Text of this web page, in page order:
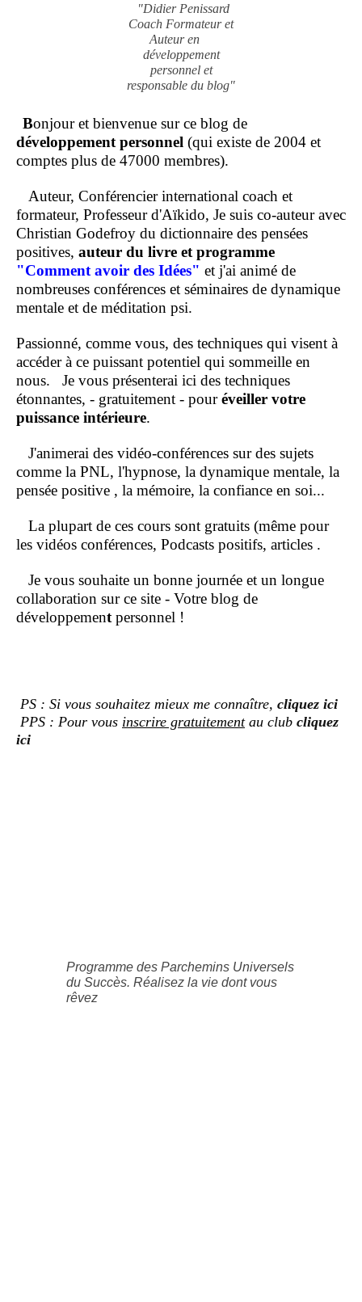
"Didier Penissard
Coach Formateur et
Auteur en
développement
personnel et
responsable du blog"
Bonjour et bienvenue sur ce blog de
développement personnel (qui existe de 2004 et
comptes plus de 47000 membres).
Auteur, Conférencier international coach et
formateur, Professeur d'Aïkido, Je suis co-auteur avec
Christian Godefroy du dictionnaire des pensées
positives, auteur du livre et programme
"Comment avoir des Idées" et j'ai animé de
nombreuses conférences et séminaires de dynamique
mentale et de méditation psi.
Passionné, comme vous, des techniques qui visent à
accéder à ce puissant potentiel qui sommeille en
nous. Je vous présenterai ici des techniques
étonnantes, - gratuitement - pouréveiller votre
puissance intérieure.
J'animerai des vidéo-conférences sur des sujets
comme la PNL, l'hypnose, la dynamique mentale, la
pensée positive , la mémoire, la confiance en soi...
La plupart de ces cours sont gratuits (même pour
les vidéos conférences, Podcasts positifs, articles .
Je vous souhaite un bonne journée et un longue
collaboration sur ce site - Votre blog de
développement personnel !
PS : Si vous souhaitez mieux me connaître, cliquez ici
PPS : Pour vous inscrire gratuitementau club cliquez
ici
Programme des Parchemins Universels
du Succès. Réalisez la vie dont vous
rêvez